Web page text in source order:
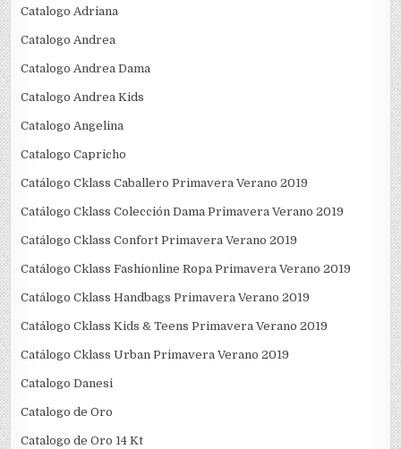
Catalogo Adriana
Catalogo Andrea
Catalogo Andrea Dama
Catalogo Andrea Kids
Catalogo Angelina
Catalogo Capricho
Catálogo Cklass Caballero Primavera Verano 2019
Catálogo Cklass Colección Dama Primavera Verano 2019
Catálogo Cklass Confort Primavera Verano 2019
Catálogo Cklass Fashionline Ropa Primavera Verano 2019
Catálogo Cklass Handbags Primavera Verano 2019
Catálogo Cklass Kids & Teens Primavera Verano 2019
Catálogo Cklass Urban Primavera Verano 2019
Catalogo Danesi
Catalogo de Oro
Catalogo de Oro 14 Kt